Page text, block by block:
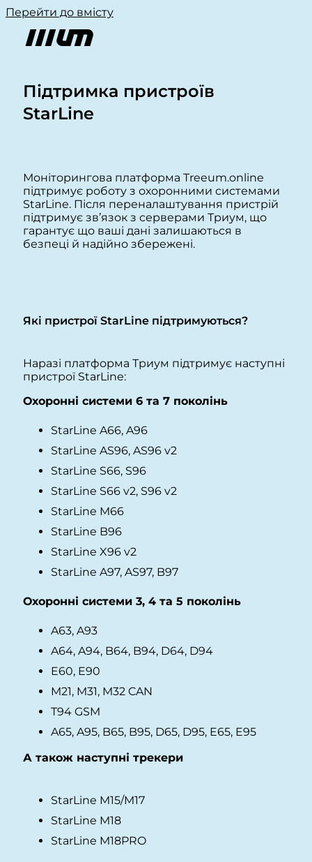
Перейти до вмісту
Підтримка пристроїв
StarLine
Моніторингова платформа Treeum.online
підтримує роботу з охоронними системами
StarLine. Після переналаштування пристрій
підтримує зв’язок з серверами Триум, що
гарантує що ваші дані залишаються в
безпеці й надійно збережені.
Які пристрої StarLine підтримуються?
Наразі платформа Триум підтримує наступні
пристрої StarLine:
Охоронні системи 6 та 7 поколінь
StarLine A66, A96
StarLine AS96, AS96 v2
StarLine S66, S96
StarLine S66 v2, S96 v2
StarLine M66
StarLine B96
StarLine X96 v2
StarLine A97, AS97, B97
Охоронні системи 3, 4 та 5 поколінь
A63, A93
A64, A94, B64, B94, D64, D94
E60, E90
M21, M31, M32 CAN
T94 GSM
A65, A95, B65, B95, D65, D95, E65, E95
А також наступні трекери
StarLine M15/M17
StarLine M18
StarLine M18PRO